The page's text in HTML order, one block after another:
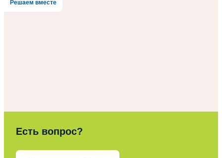
Решаем вместе
Есть вопрос?